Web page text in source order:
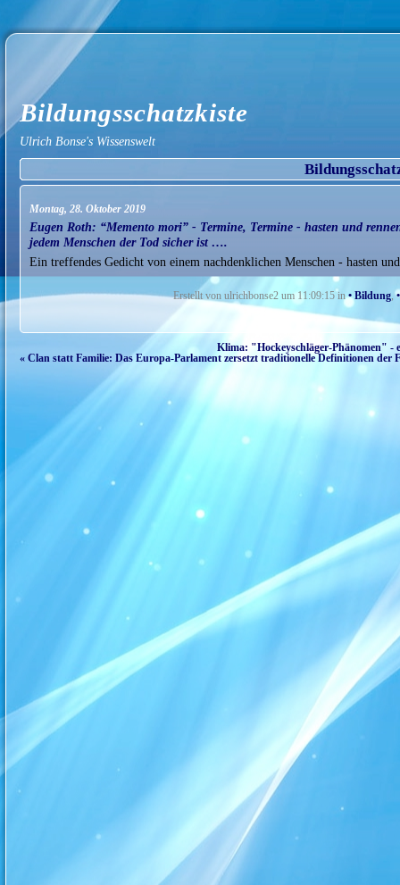
Bildungsschatzkiste
Ulrich Bonse's Wissenswelt
Montag, 28. Oktober 2019
Eugen Roth: “Memento mori” - Termine, Termine - hasten und
jedem Menschen der Tod sicher ist ….
Ein treffendes Gedicht von einem nachdenklichen Menschen - hasten
Erstellt von ulrichbonse2 um 11:09:15 in• Bildung ,
Klima: "Hockeyschläger-Phänomen" -
« Clan statt Familie: Das Europa-Parlament zersetzt traditionelle Definitionen der